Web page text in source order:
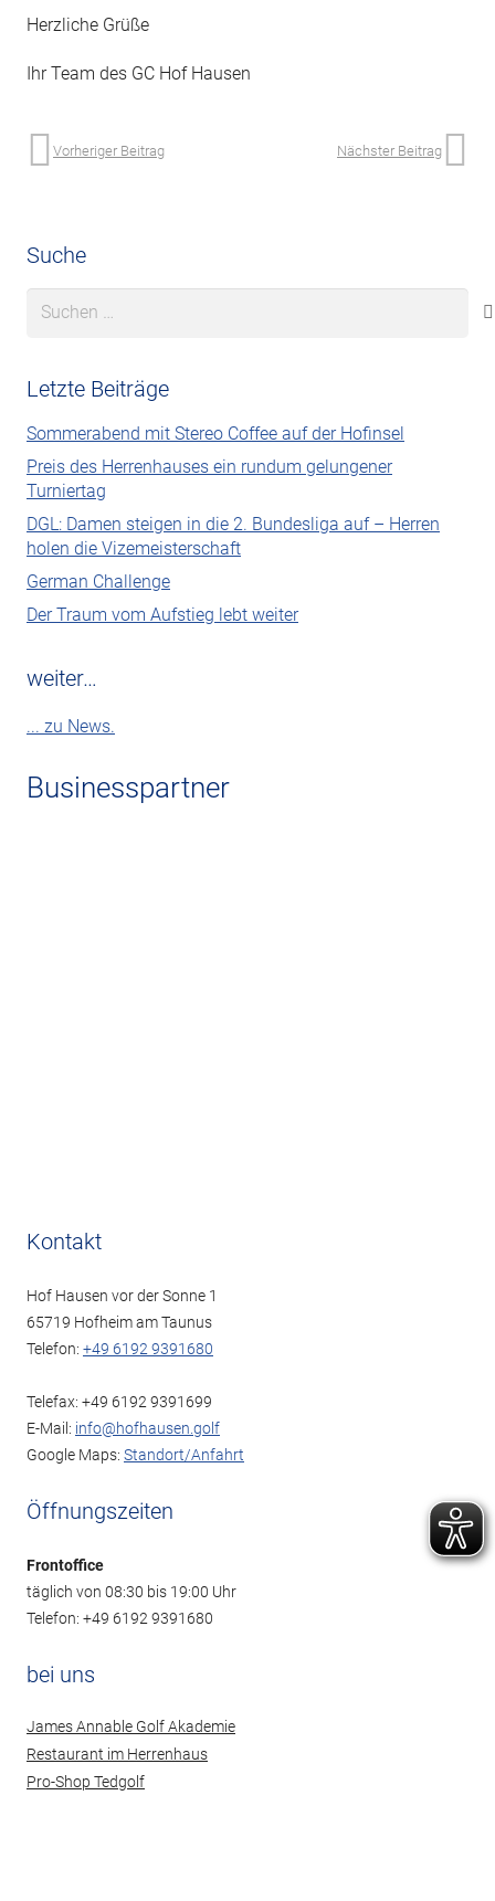
Herzliche Grüße
Ihr Team des GC Hof Hausen
Vorheriger Beitrag Nächster Beitrag
Suche
Suchen
Letzte Beiträge
Sommerabend mit Stereo Coffee auf der Hofinsel
Preis des Herrenhauses ein rundum gelungener
Turniertag
DGL: Damen steigen in die 2. Bundesliga auf – Herren
holen die Vizemeisterschaft
German Challenge
Der Traum vom Aufstieg lebt weiter
weiter…
... zu News.
Businesspartner
Kontakt
Hof Hausen vor der Sonne 1
65719 Hofheim am Taunus
Telefon: +49 6192 9391680
Telefax: +49 6192 9391699
E-Mail: info@hofhausen.golf
Google Maps: Standort/Anfahrt
Öffnungszeiten
Frontoffice
täglich von 08:30 bis 19:00 Uhr
Telefon: +49 6192 9391680
bei uns
James Annable Golf Akademie
Restaurant im Herrenhaus
Pro-Shop Tedgolf